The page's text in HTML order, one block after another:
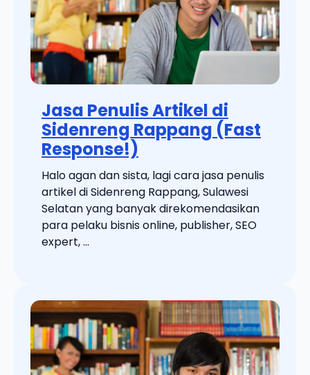
Jasa Penulis Artikel di
Sidenreng Rappang (Fast
Response!)
Halo agan dan sista, lagi cara jasa penulis
artikel di Sidenreng Rappang, Sulawesi
Selatan yang banyak direkomendasikan
para pelaku bisnis online, publisher, SEO
expert, ...